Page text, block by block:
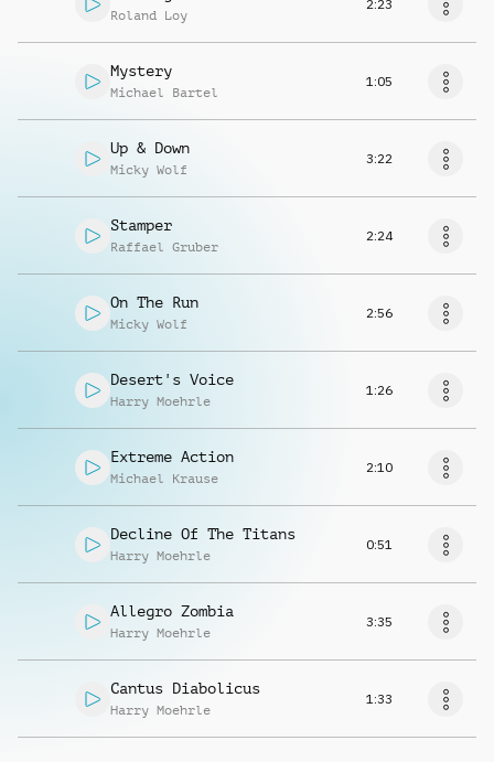
Roland Loy
2:23
Mystery
Michael Bartel
1:05
Up & Down
Micky Wolf
3:22
Stamper
Raffael Gruber
2:24
On The Run
Micky Wolf
2:56
Desert's Voice
Harry Moehrle
1:26
Extreme Action
Michael Krause
2:10
Decline Of The Titans
Harry Moehrle
0:51
Allegro Zombia
Harry Moehrle
3:35
Cantus Diabolicus
Harry Moehrle
1:33